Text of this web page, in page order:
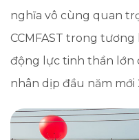
nghĩa vô cùng quan
CCMFAST trong
động lực tinh thần lớn
nhân dịp đầu năm mới